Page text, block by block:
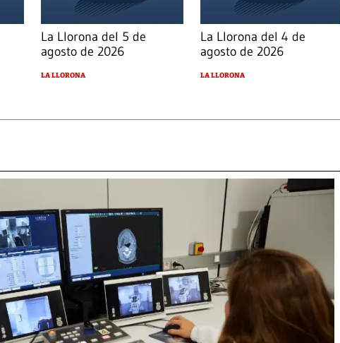
La Llorona del 5 de
agosto de 2026
LA LLORONA
La Llorona del 4 de
agosto de 2026
LA LLORONA